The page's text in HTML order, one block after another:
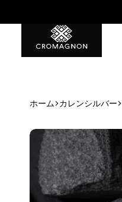
ホーム カレンシルバー